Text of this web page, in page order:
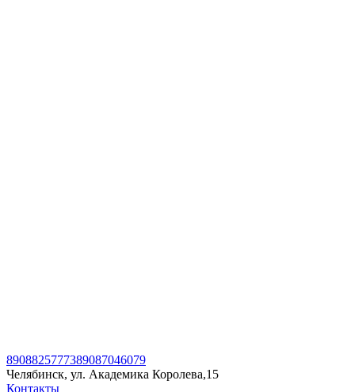
8908825777389087046079
Челябинск, ул. Академика Королева,15
Контакты